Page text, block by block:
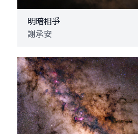
明暗相爭
謝承安